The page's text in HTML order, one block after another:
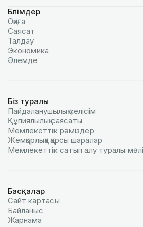
Бөлімдер
Оқиға
Саясат
Талдау
Экономика
Әлемде
Біз туралы
Пайдаланушылық келiciм
Құпиялылық саясаты
Мемлекеттік рәміздер
Жемқорлыққа қарсы шаралар
Мемлекеттік сатып алу туралы
Басқалар
Сайт картасы
Байланыс
Жарнама